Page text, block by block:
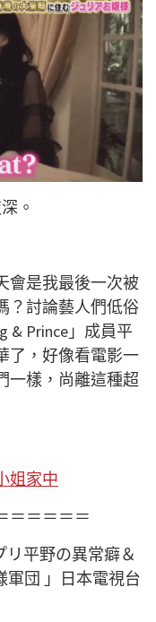
。
會是我最後一次被
？討論藝人們低俗
& Prince」成員平
了，好像看電影一
一樣，尚離這種超
姐家中
＝＝＝＝＝
リ平野の異常癖＆
軍団 」日本電視台